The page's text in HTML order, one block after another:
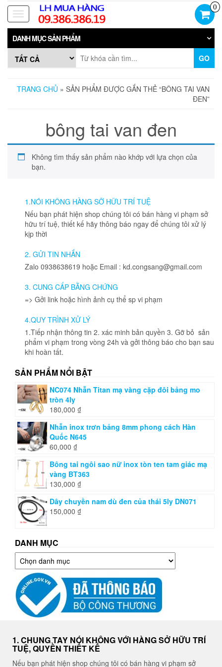
Skip
the
content
Toggle
navigation
0
DANH MỤC SẢN PHẨM
GO
TRANG CHỦ » SẢN PHẨM ĐƯỢC GẮN THẺ “BÔNG TAI VAN
ĐEN”
bông tai van đen
Không tìm thấy sản phẩm nào khớp với lựa chọn của
bạn.
1.NÓI KHÔNG HÀNG SỠ HỮU TRÍ TUỆ
Nếu bạn phát hiện shop chúng tôi có bán hàng vi phạm sở
hữu trí tuệ, thiết kế hãy thông báo ngay để chúng tôi xử lý
kịp thời
2. GỬI TIN NHẮN
Zalo 0938638619 hoặc Email : kd.congsang@gmail.com
3. CUNG CẤP BẰNG CHỨNG
=> Gởi link hoặc hình ảnh cụ thể sp vi phạm
4.QUY TRÌNH XỬ LÝ
1.Tiếp nhận thông tin 2. xác minh bản quyền 3. Gỡ bỏ sản
phẩm vi phạm trong vòng 24h và gởi thông báo cho bạn sau
khi hoàn tất.
SẢN PHẨM NỔI BẬT
NC074 Nhẫn Titan mạ vàng cặp đôi bảng mo
tròn 4ly
180,000 ₫
Nhẫn inox trơn bảng 8mm phong cách Hàn
Quốc N645
60,000 ₫
Bông tai ngôi sao nữ inox tòn ten tam giác mạ
vàng BT363
130,000 ₫
Dây chuyền nam dù đen của thái 5ly DN071
150,000 ₫
DANH MỤC
Danh
mục
1. CHUNG TAY NÓI KHÔNG VỚI HÀNG SỞ HỮU TRÍ
TUỆ, QUYỀN THIẾT KẾ
Nếu bạn phát hiện shop chúng tôi có bán hàng vi phạm sở